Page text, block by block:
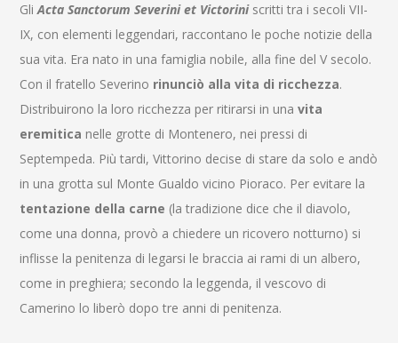
GliActa Sanctorum Severini et Victoriniscritti tra i secoli VII-
IX, con elementi leggendari, raccontano le poche notizie della
sua vita. Era nato in una famiglia nobile, alla fine del V secolo.
Con il fratello Severino rinunciò alla vita di ricchezza.
Distribuirono la loro ricchezza per ritirarsi in unavita
eremitica nelle grotte di Montenero, nei pressi di
Septempeda. Più tardi, Vittorino decise di stare da solo e andò
in una grotta sul Monte Gualdo vicino Pioraco. Per evitare la
tentazione della carne (la tradizione dice che il diavolo,
come una donna, provò a chiedere un ricovero notturno) si
inflisse la penitenza di legarsi le braccia ai rami di un albero,
come in preghiera; secondo la leggenda, il vescovo di
Camerino lo liberò dopo tre anni di penitenza.